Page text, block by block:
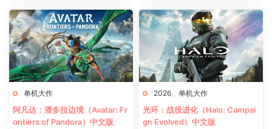
单机大作
阿凡达：潘多拉边境（Avatar: Fr
ontiers of Pandora）中文版
2026 单机大作
光环：战役进化（Halo: Campai
gn Evolved）中文版